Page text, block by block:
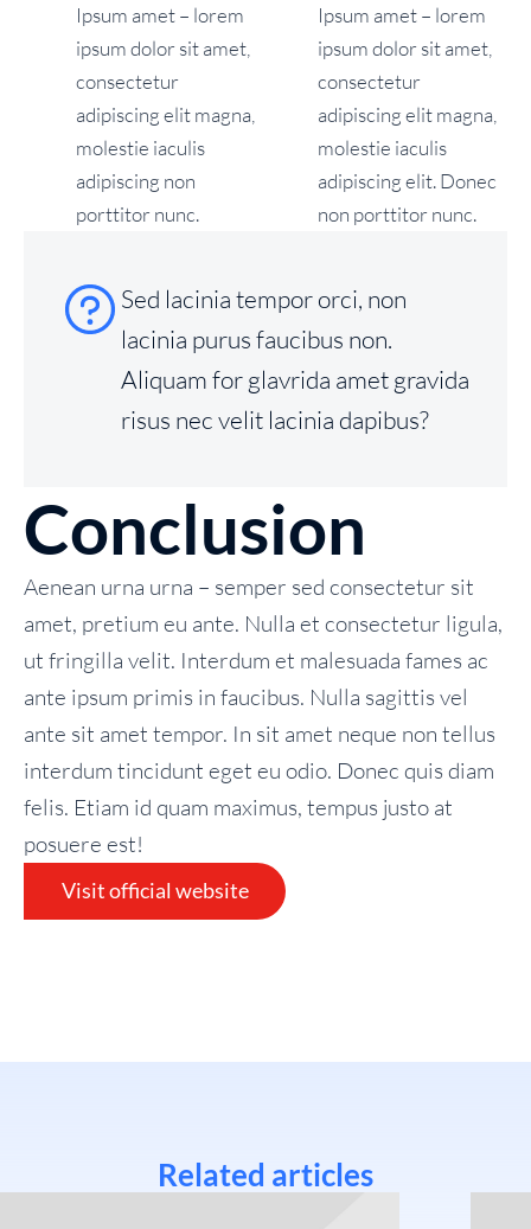
Ipsum amet – lorem
ipsum dolor sit amet,
consectetur
adipiscing elit magna,
molestie iaculis
adipiscing non
porttitor nunc.
Ipsum amet – lorem
ipsum dolor sit amet,
consectetur
adipiscing elit magna,
molestie iaculis
adipiscing elit. Donec
non porttitor nunc.
Sed lacinia tempor orci, non
lacinia purus faucibus non.
Aliquam for glavrida amet gravida
risus nec velit lacinia dapibus?
Conclusion
Aenean urna urna – semper sed consectetur sit
amet, pretium eu ante. Nulla et consectetur ligula,
ut fringilla velit. Interdum et malesuada fames ac
ante ipsum primis in faucibus. Nulla sagittis vel
ante sit amet tempor. In sit amet neque non tellus
interdum tincidunt eget eu odio. Donec quis diam
felis. Etiam id quam maximus, tempus justo at
posuere est!
Visit official website
Related articles